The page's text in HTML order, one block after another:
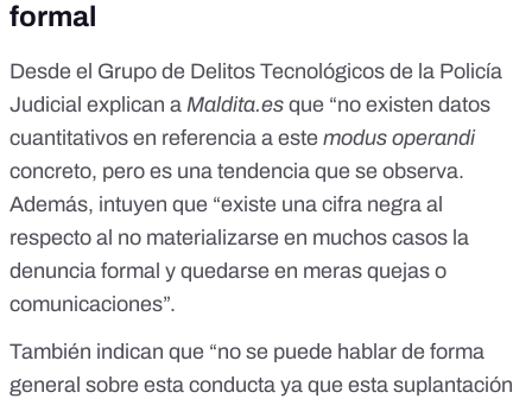
formal
Desde el Grupo de Delitos Tecnológicos de la Policía
Judicial explican a Maldita.es que “no existen datos
cuantitativos en referencia a este modus operandi
concreto, pero es una tendencia que se observa.
Además, intuyen que “existe una cifra negra al
respecto al no materializarse en muchos casos la
denuncia formal y quedarse en meras quejas o
comunicaciones”.
También indican que “no se puede hablar de forma
general sobre esta conducta ya que esta suplantación